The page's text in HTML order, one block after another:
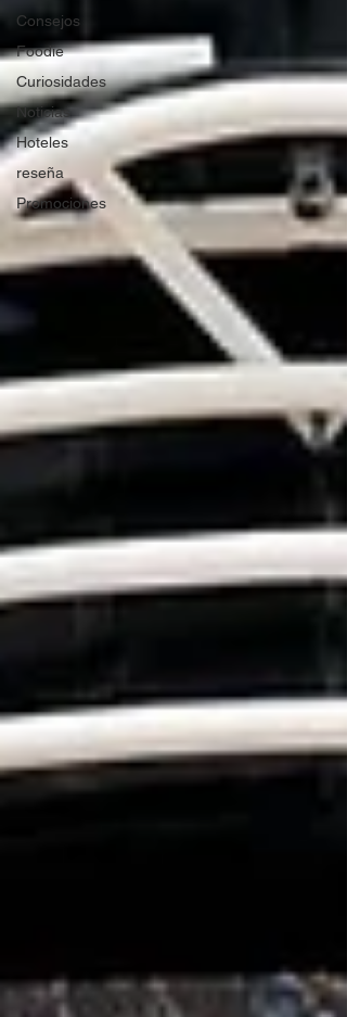
Consejos
Foodie
Curiosidades
Noticias
Hoteles
reseña
Promociones